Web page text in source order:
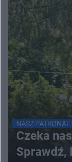
NASZ PATRONAT
Czeka
Sprawdź,